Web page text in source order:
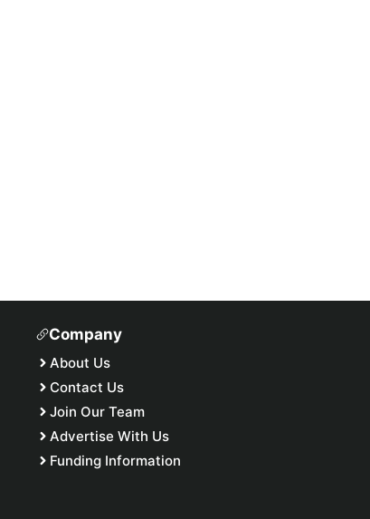
Company
About Us
Contact Us
Join Our Team
Advertise With Us
Funding Information